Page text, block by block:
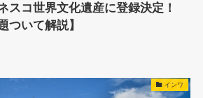
スコ世界文化遺産に登録決定！
ついて解説】
インワ